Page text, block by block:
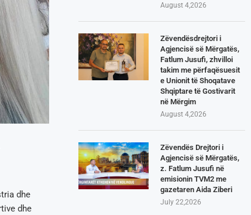
dhe
dhe
August 4,2026
Zëvendësdrejtori i
Agjencisë së Mërgatës,
Fatlum Jusufi, zhvilloi
takim me përfaqësuesit
e Unionit të Shoqatave
Shqiptare të Gostivarit
në Mërgim
August 4,2026
Zëvendës Drejtori i
Agjencisë së Mërgatës,
z. Fatlum Jusufi në
emisionin TVM2 me
gazetaren Aida Ziberi
July 22,2026